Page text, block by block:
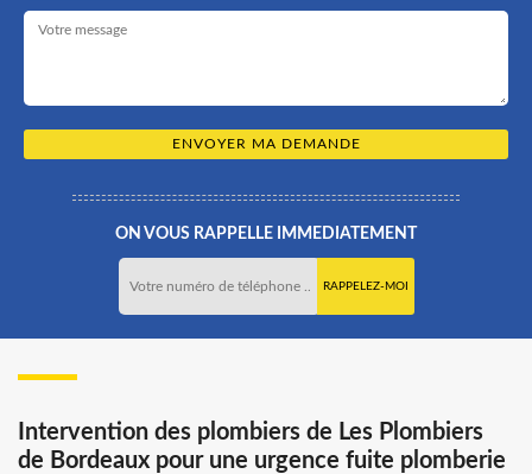
ON VOUS RAPPELLE IMMEDIATEMENT
Intervention des plombiers de Les Plombiers
de Bordeaux pour une urgence fuite plomberie